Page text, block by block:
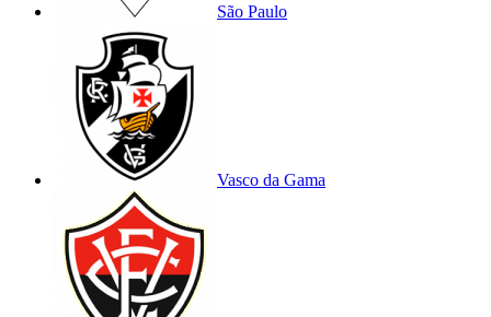
São Paulo
Vasco da Gama